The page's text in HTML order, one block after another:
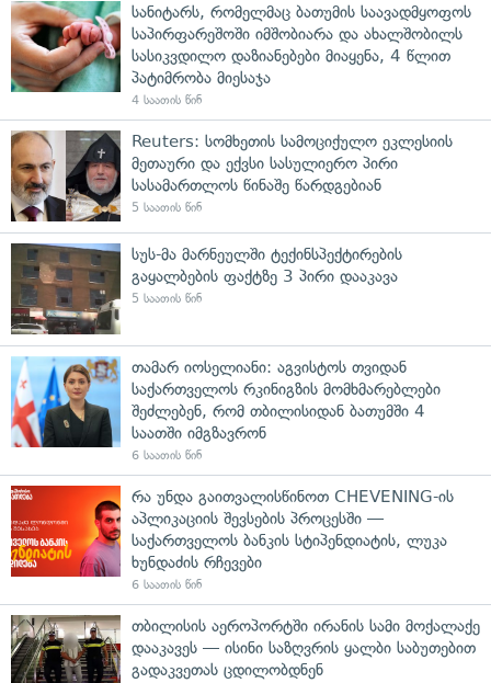
სანიტარს, რომელმაც ბათუმის საავადმყოფოს
საპირფარეშოში იმშობიარა და ახალშობილს
სასიკვდილო დაზიანებები მიაყენა, 4 წლით
პატიმრობა მიესაჯა
4 საათის წინ
Reuters: სომხეთის სამოციქულო ეკლესიის
მეთაური და ექვსი სასულიერო პირი
სასამართლოს წინაშე წარდგებიან
5 საათის წინ
სუს-მა მარნეულში ტექინსპექტირების
გაყალბების ფაქტზე 3 პირი დააკავა
5 საათის წინ
თამარ იოსელიანი: აგვისტოს თვიდან
საქართველოს რკინიგზის მომხმარებლები
შეძლებენ, რომ თბილისიდან ბათუმში 4
საათში იმგზავრონ
6 საათის წინ
რა უნდა გაითვალისწინოთ CHEVENING-ის
აპლიკაციის შევსების პროცესში —
საქართველოს ბანკის სტიპენდიატის, ლუკა
ხუნდაძის რჩევები
6 საათის წინ
თბილისის აეროპორტში ირანის სამი მოქალაქე
დააკავეს — ისინი საზღვრის ყალბი საბუთებით
გადაკვეთას ცდილობდნენ